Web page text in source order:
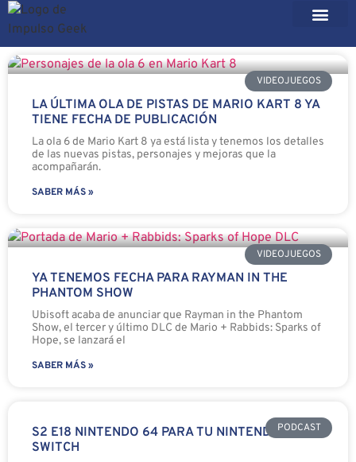
VIDEOJUEGOS
LA ÚLTIMA OLA DE PISTAS DE MARIO KART 8 YA
TIENE FECHA DE PUBLICACIÓN
La ola 6 de Mario Kart 8 ya está lista y tenemos los detalles
de las nuevas pistas, personajes y mejoras que la
acompañarán.
SABER MÁS »
VIDEOJUEGOS
YA TENEMOS FECHA PARA RAYMAN IN THE
PHANTOM SHOW
Ubisoft acaba de anunciar que Rayman in the Phantom
Show, el tercer y último DLC de Mario + Rabbids: Sparks of
Hope, se lanzará el
SABER MÁS »
PODCAST
S2 E18 NINTENDO 64 PARA TU NINTENDO
SWITCH